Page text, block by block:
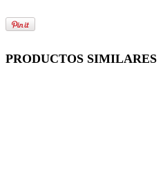
PRODUCTOS SIMILARES